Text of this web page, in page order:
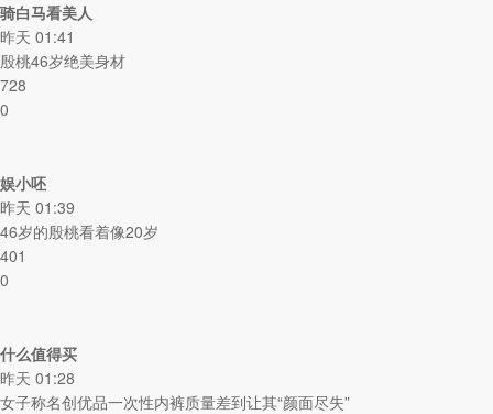
骑白马看美人
昨天 01:41
殷桃46岁绝美身材
728
0
娱小呸
昨天 01:39
46岁的殷桃看着像20岁
401
0
什么值得买
昨天 01:28
女子称名创优品一次性内裤质量差到让其“颜面尽失”